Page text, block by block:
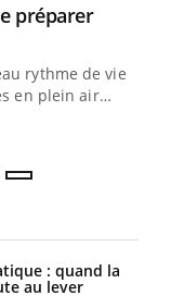
préparer
rythme de vie !
en plein air…
: quand la
au lever